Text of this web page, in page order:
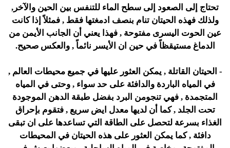
تحتاج إلى الصعود إلى سطح الماء للتنفس بين الحين والآخر,
ولذلك فهذه الحيتان تنام بنصف ادمغتها فقط , فمثلاً إذا كانت
عين الحوت اليسرى مفتوحة , فهذا يعني أن الجانب الأيمن من
الدماغ مستيقظاً في حين ان الأيسر نائماً , والعكس صحيح.
- الحيتان القاتلة , يمكن العثور عليها في جميع محيطات العالم ,
في المياه الباردة والدافئة على حد سواء , وحتى في المياه
المتجمدة , فهي تنجومن البرد بفضل طبقة الدهن الموجودة
تحت الجلد , كما أن لديها معدل ايض سريع , فتقوم بإحراق
الغذاء بسرعة لتحصل على الطاقة التي تساعدها على ان تبقى
دافئة , كما يمكن العثور على هذه الحيتان في المحيطات